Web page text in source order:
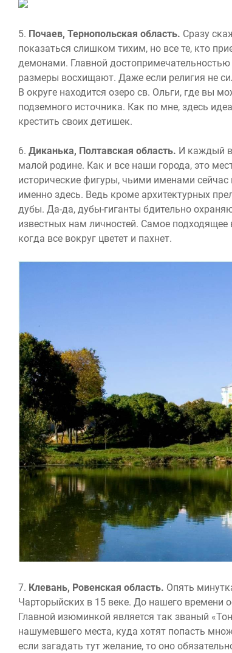
5. Почаев, Тернопольская область. Сразу
показаться слишком тихим, но все те, кто
демонами. Главной
размеры восхищают. Даже если религия не
В округе находится озеро св. Ольги, где вы
подземного источника. Как по мне, здесь
крестить своих детишек.
6. Диканька, Полтавская область. И каждый
малой родине. Как и все наши города, это
исторические фигуры, чьими именами
именно здесь. Ведь кроме архитектурных
дубы. Да-да, дубы-гиганты бдительно
известных нам личностей. Самое
когда все вокруг цветет и пахнет.
7. Клевань, Ровенская область. Опять
Чарторыйских в 15 веке. До нашего времени
Главной изюминкой является так званый
нашумевшего места, куда хотят попасть
если загадать тут желание, то оно